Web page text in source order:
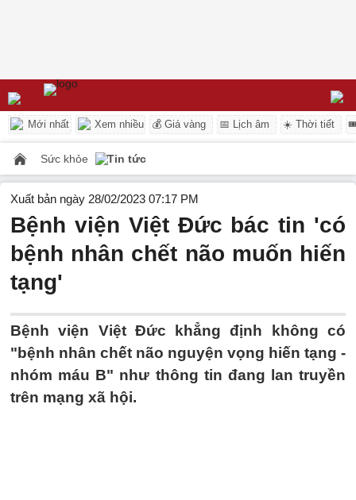
Mới nhất Xem nhiều 💰 Giá vàng 📅 Lịch âm ☀️ Thời tiết
Sức khỏe Tin tức
Xuất bản ngày 28/02/2023 07:17 PM
Bệnh viện Việt Đức bác tin 'có
bệnh nhân chết não muốn hiến
tạng'
Bệnh viện Việt Đức khẳng định không có
"bệnh nhân chết não nguyện vọng hiến tạng -
nhóm máu B" như thông tin đang lan truyền
trên mạng xã hội.